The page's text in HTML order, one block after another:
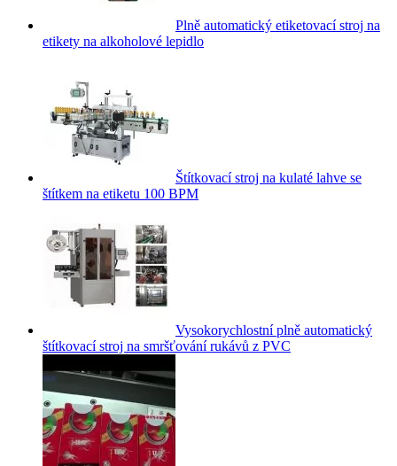
Plně automatický etiketovací stroj na
etikety na alkoholové lepidlo
Štítkovací stroj na kulaté lahve se
štítkem na etiketu 100 BPM
Vysokorychlostní plně automatický
štítkovací stroj na smršťování rukávů z PVC